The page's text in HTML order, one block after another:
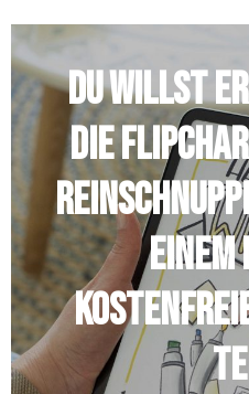
Du willst
die
einem